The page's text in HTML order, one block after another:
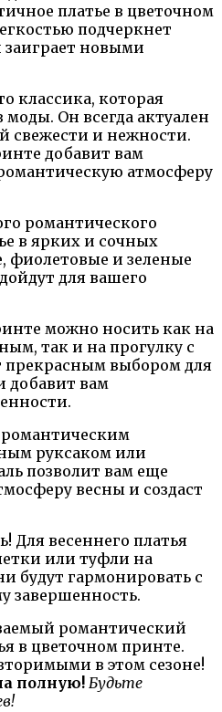
платье в цветочном
подчеркнет
новыми
классика, которая
Он всегда актуален
свежести и нежности.
добавит вам
атмосферу
романтического
в ярких и сочных
фиолетовые и зеленые
для вашего
можно носить как на
так и на прогулку с
прекрасным выбором для
добавит вам
романтическим
руксаком или
позволит вам еще
весны и создаст
Для весеннего платья
или туфли на
будут гармонировать с
завершенность.
романтический
в цветочном принте.
в этом сезоне!
полную! Будьте